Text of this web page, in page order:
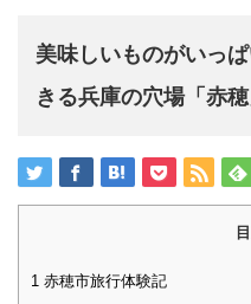
美味しいものがいっ
きる兵庫の穴場「赤穂
1 赤穂市旅行体験記